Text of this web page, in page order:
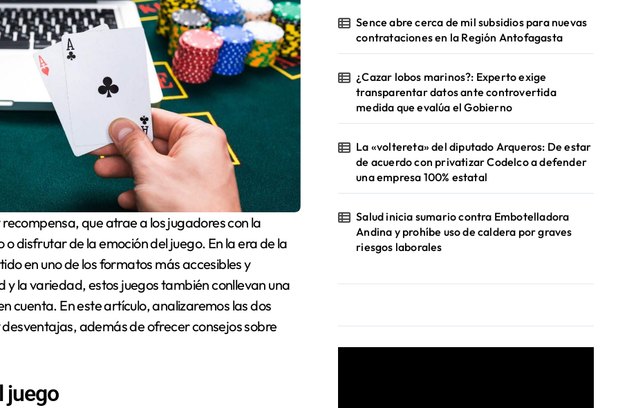
disfrutar de la emoción del juego. En la era de la
en uno de los formatos más accesibles y
la variedad, estos juegos también conllevan una
cuenta. En este artículo, analizaremos las dos
además de ofrecer consejos sobre
juego
Sence abre cerca de mil subsidios para nuevas
contrataciones en la Región Antofagasta
¿Cazar lobos marinos?: Experto exige
transparentar datos ante controvertida
medida que evalúa el Gobierno
La «voltereta» del diputado Arqueros: De estar
de acuerdo con privatizar Codelco a defender
una empresa 100% estatal
Salud inicia sumario contra Embotelladora
Andina y prohíbe uso de caldera por graves
riesgos laborales